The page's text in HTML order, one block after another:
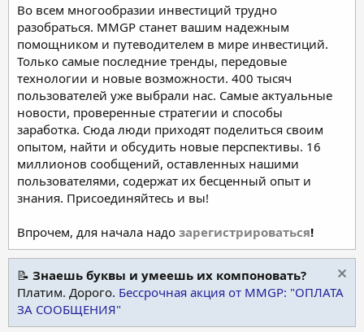
Во всем многообразии инвестиций трудно
разобраться. MMGP станет вашим надежным
помощником и путеводителем в мире инвестиций.
Только самые последние тренды, передовые
технологии и новые возможности. 400 тысяч
пользователей уже выбрали нас. Самые актуальные
новости, проверенные стратегии и способы
заработка. Сюда люди приходят поделиться своим
опытом, найти и обсудить новые перспективы. 16
миллионов сообщений, оставленных нашими
пользователями, содержат их бесценный опыт и
знания. Присоединяйтесь и вы!
Впрочем, для начала надо зарегистрироваться!
📝 Знаешь буквы и умеешь их компоновать?
Платим. Дорого. Бессрочная акция от MMGP: "ОПЛАТА
ЗА СООБЩЕНИЯ"